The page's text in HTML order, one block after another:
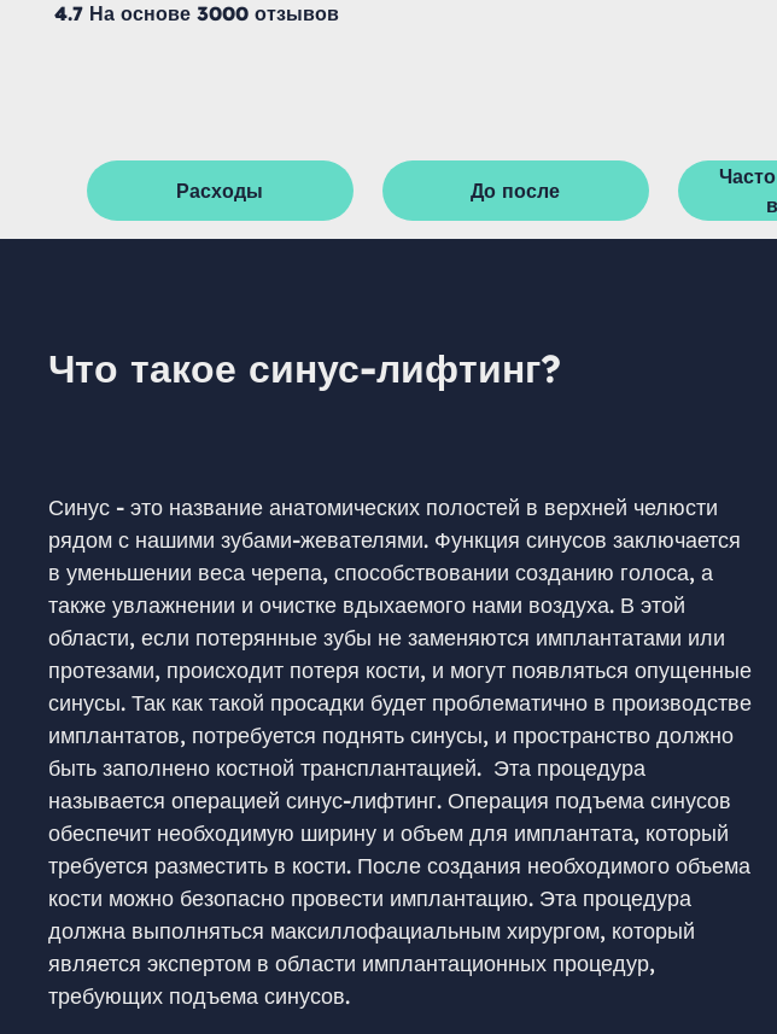
4.7 На основе 3000 отзывов
Расходы До после
Что такое синус-лифтинг?
Синус - это название анатомических полостей в верхней челюсти
рядом с нашими зубами-жевателями. Функция синусов заключается
в уменьшении веса черепа, способствовании созданию голоса, а
также увлажнении и очистке вдыхаемого нами воздуха. В этой
области, если потерянные зубы не заменяются имплантатами или
протезами, происходит потеря кости, и могут появляться опущенные
синусы. Так как такой просадки будет проблематично в производстве
имплантатов, потребуется поднять синусы, и пространство должно
быть заполнено костной трансплантацией. Эта процедура
называется операцией синус-лифтинг. Операция подъема синусов
обеспечит необходимую ширину и объем для имплантата, который
требуется разместить в кости. После создания необходимого объема
кости можно безопасно провести имплантацию. Эта процедура
должна выполняться максиллофациальным хирургом, который
является экспертом в области имплантационных процедур,
требующих подъема синусов.